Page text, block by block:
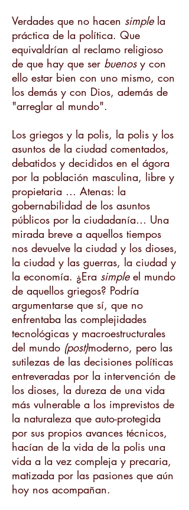
Verdades que no hacen simplela
práctica de la política. Que
equivaldrían al reclamo religioso
de que hay que ser buenosy con
ello estar bien con uno mismo, con
los demás y con Dios, además de
"arreglar al mundo".
Los griegos y la polis, la polis y los
asuntos de la ciudad comentados,
debatidos y decididos en el ágora
por la población masculina, libre y
propietaria … Atenas: la
gobernabilidad de los asuntos
públicos por la ciudadanía… Una
mirada breve a aquellos tiempos
nos devuelve la ciudad y los dioses,
la ciudad y las guerras, la ciudad y
la economía. ¿Era simpleel mundo
de aquellos griegos? Podría
argumentarse que sí, que no
enfrentaba las complejidades
tecnológicas y macroestructurales
del mundo (post)moderno, pero las
sutilezas de las decisiones políticas
entreveradas por la intervención de
los dioses, la dureza de una vida
más vulnerable a los imprevistos de
la naturaleza que auto-protegida
por sus propios avances técnicos,
hacían de la vida de la polis una
vida a la vez compleja y precaria,
matizada por las pasiones que aún
hoy nos acompañan.